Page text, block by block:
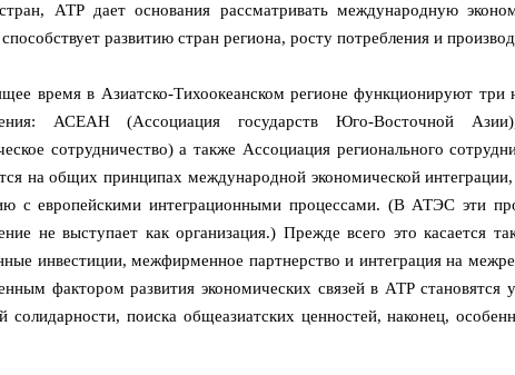
АТР дает основания рассматривать международную
развитию стран региона, росту потребления и
время в Азиатско-Тихоокеанском регионе функционируют три
АСЕАН (Ассоциация государств Юго-Восточной
сотрудничество) а также Ассоциация регионального
на общих принципах международной экономической
с европейскими интеграционными процессами. (В АТЭС эти
не выступает как организация.) Прежде всего это касается
инвестиции, межфирменное партнерство и интеграция на
фактором развития экономических связей в АТР становятся
солидарности, поиска общеазиатских ценностей, наконец,